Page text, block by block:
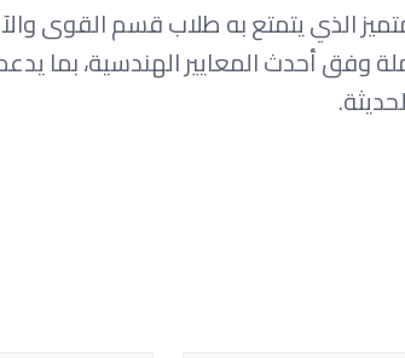
الذي يتمتع به طلاب قسم القوى
وفق أحدث المعايير الهندسية، بما